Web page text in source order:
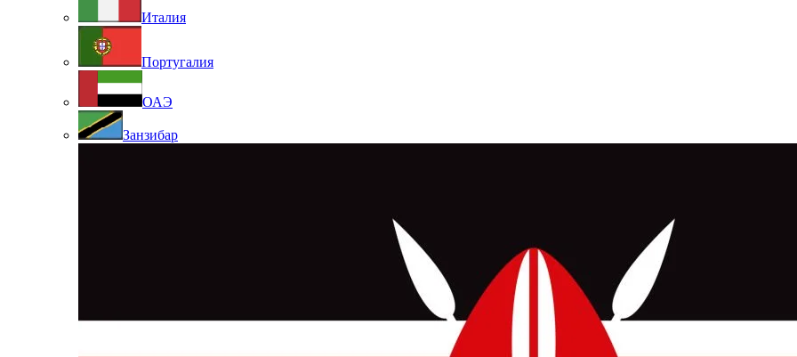
Италия
Португалия
ОАЭ
Занзибар